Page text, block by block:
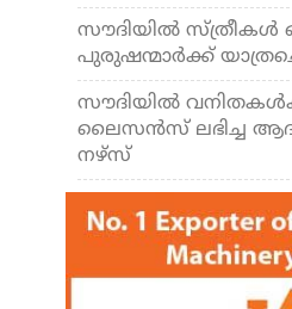
സൗദിയില്‍ സ്ത്രീകള്‍
പുരുഷന്മാര്‍ക്ക്
സൗദിയില്‍
ലൈസന്‍സ് ലഭിച്ച ആദ്യ
നഴ്സ്